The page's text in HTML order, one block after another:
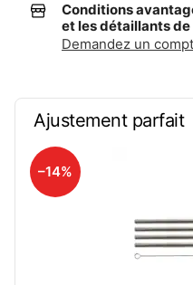
Conditions
et les détaillants
Demandez un
Ajustement parfait
–14%